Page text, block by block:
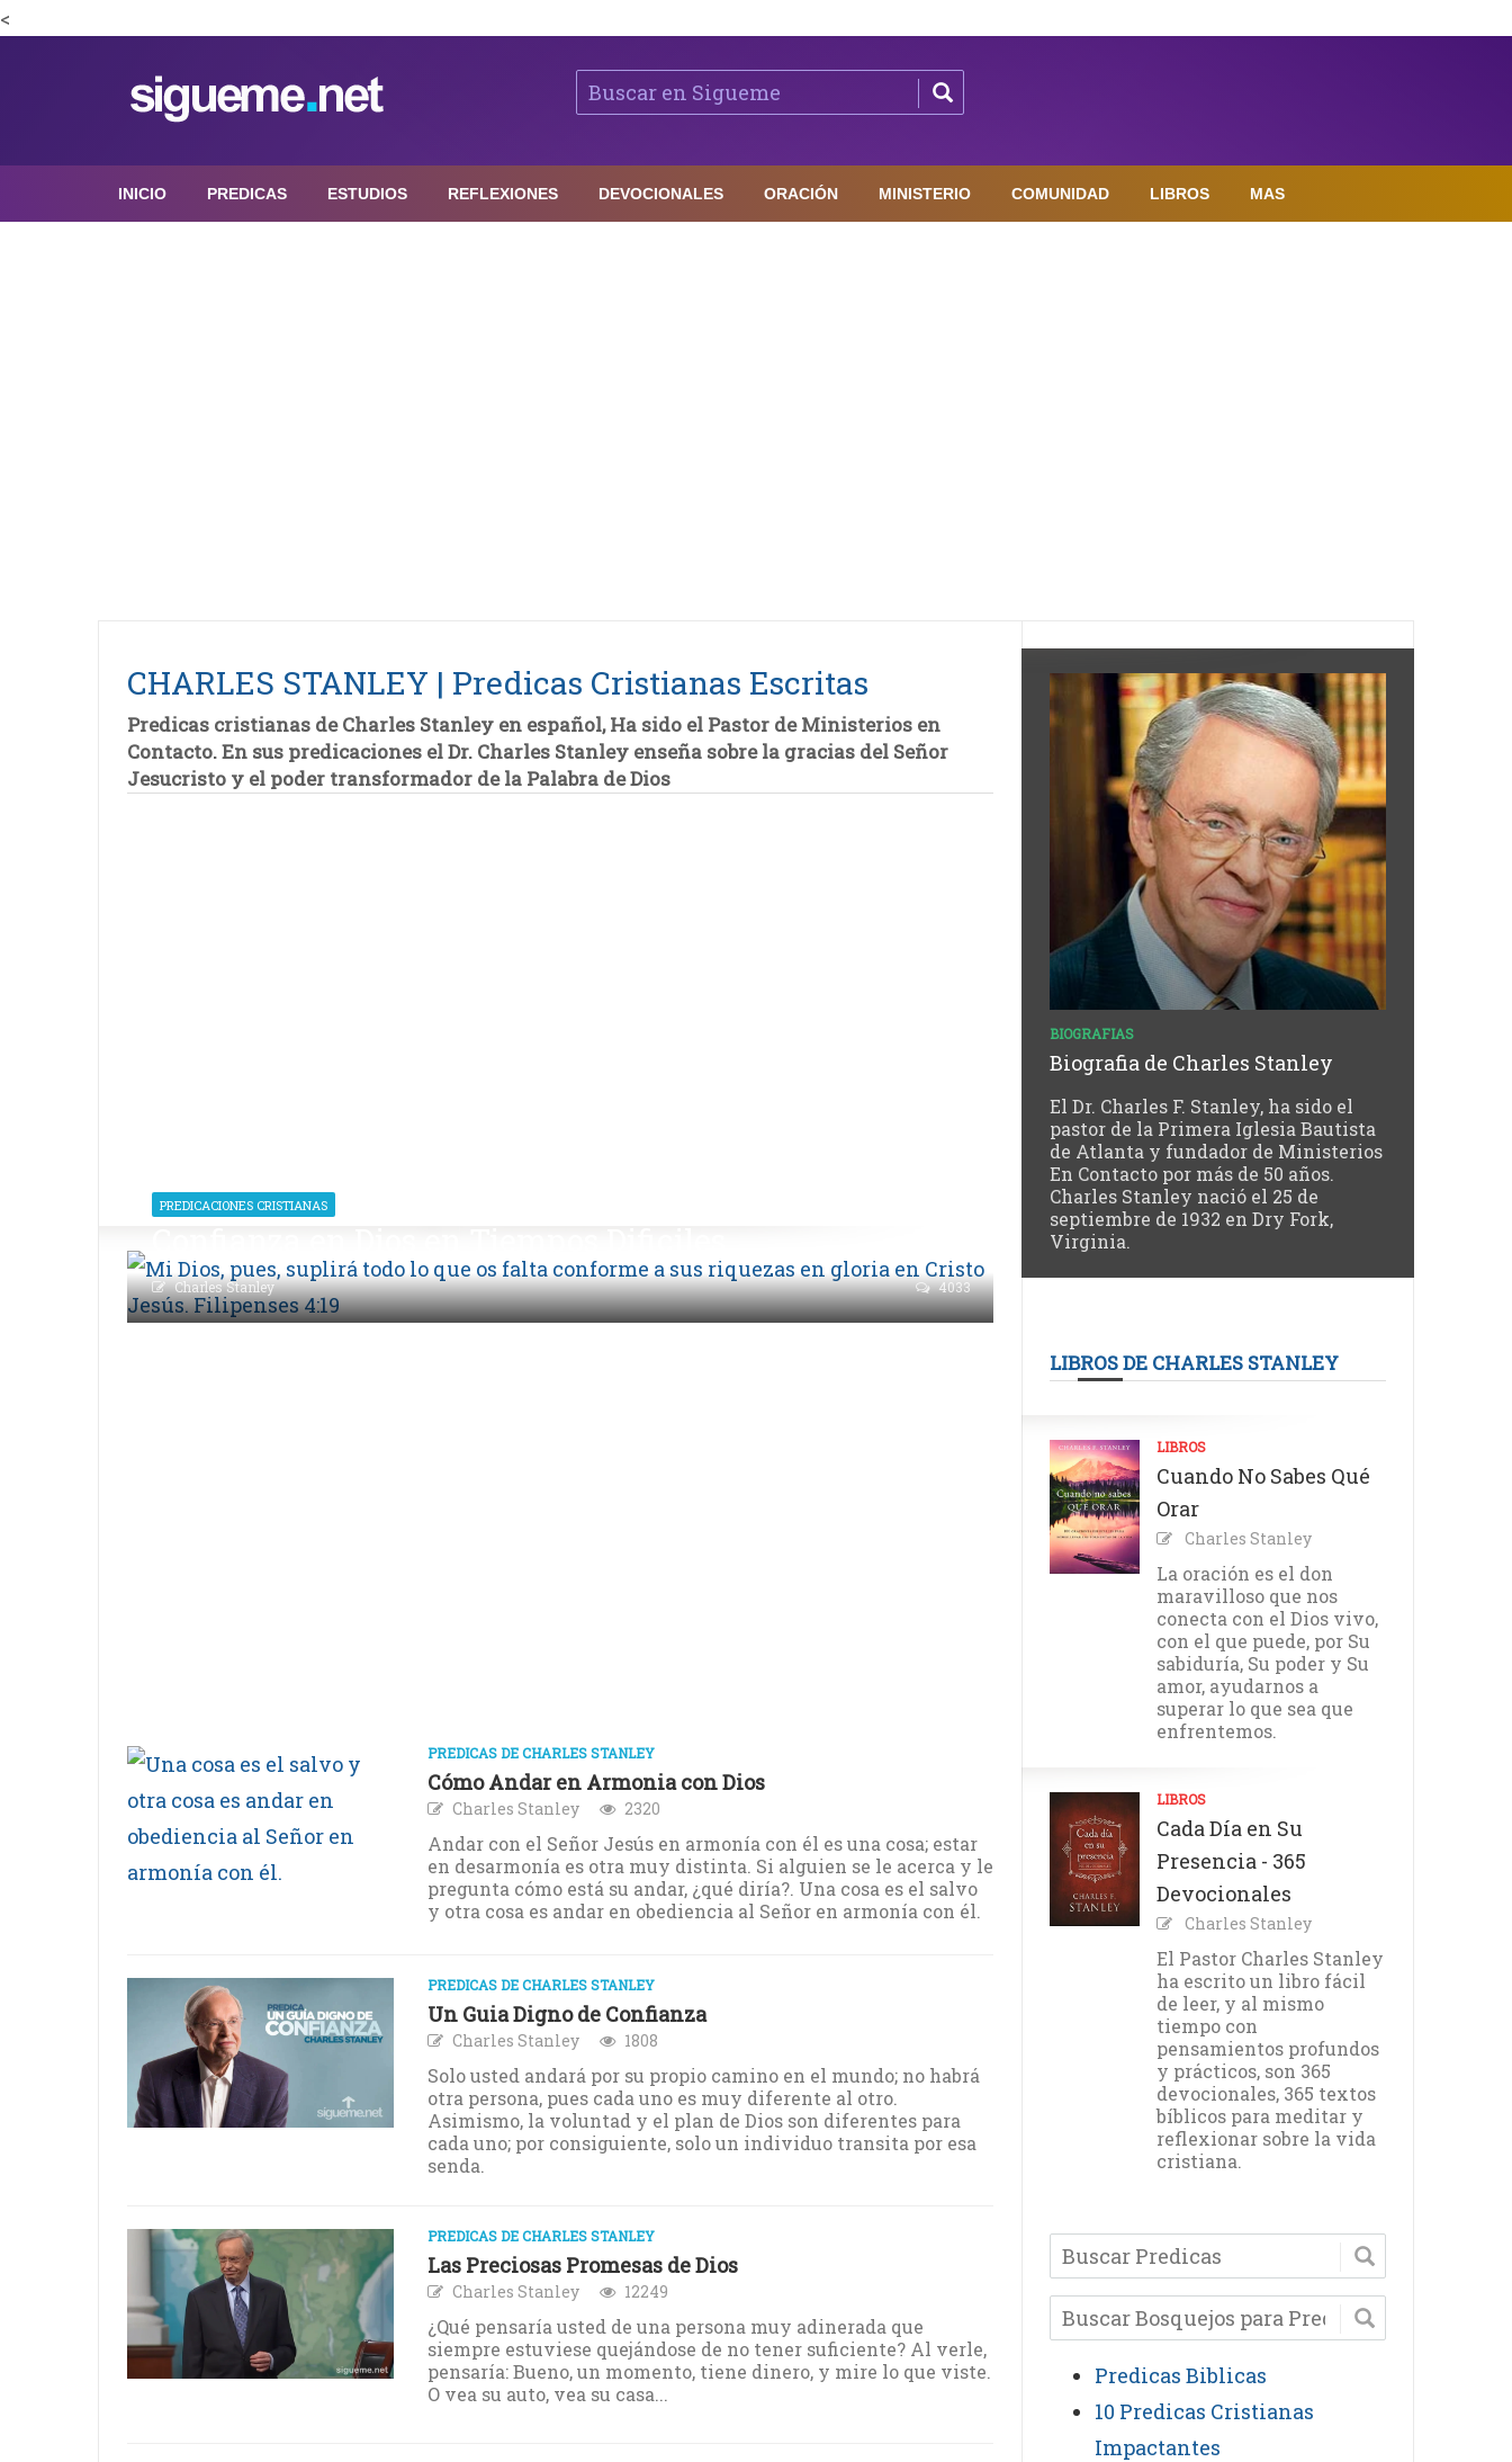
<
INICIO PREDICAS ESTUDIOS REFLEXIONES DEVOCIONALES ORACIÓN MINISTERIO COMUNIDAD LIBROS MAS
CHARLES STANLEY | Predicas Cristianas Escritas
Predicas cristianas de Charles Stanley en español, Ha sido el Pastor de Ministerios en
Contacto. En sus predicaciones el Dr. Charles Stanley enseña sobre la gracias del Señor
Jesucristo y el poder transformador de la Palabra de Dios
PREDICACIONES CRISTIANAS
Charles Stanley 4033
PREDICAS DE CHARLES STANLEY
Cómo Andar en Armonia con Dios
Charles Stanley 2320
Andar con el Señor Jesús en armonía con él es una cosa; estar
en desarmonía es otra muy distinta. Si alguien se le acerca y le
pregunta cómo está su andar, ¿qué diría?. Una cosa es el salvo
y otra cosa es andar en obediencia al Señor en armonía con él.
PREDICAS DE CHARLES STANLEY
Un Guia Digno de Confianza
Charles Stanley 1808
Solo usted andará por su propio camino en el mundo; no habrá
otra persona, pues cada uno es muy diferente al otro.
Asimismo, la voluntad y el plan de Dios son diferentes para
cada uno; por consiguiente, solo un individuo transita por esa
senda.
PREDICAS DE CHARLES STANLEY
Las Preciosas Promesas de Dios
Charles Stanley 12249
¿Qué pensaría usted de una persona muy adinerada que
siempre estuviese quejándose de no tener suficiente? Al verle,
pensaría: Bueno, un momento, tiene dinero, y mire lo que viste.
O vea su auto, vea su casa...
BIOGRAFIAS
Biografia de Charles Stanley
El Dr. Charles F. Stanley, ha sido el
pastor de la Primera Iglesia Bautista
de Atlanta y fundador de Ministerios
En Contacto por más de 50 años.
Charles Stanley nació el 25 de
septiembre de 1932 en Dry Fork,
Virginia.
LIBROS DE CHARLES STANLEY
LIBROS
Cuando No Sabes Qué
Orar
Charles Stanley
La oración es el don
maravilloso que nos
conecta con el Dios vivo,
con el que puede, por Su
sabiduría, Su poder y Su
amor, ayudarnos a
superar lo que sea que
enfrentemos.
LIBROS
Cada Día en Su
Presencia - 365
Devocionales
Charles Stanley
El Pastor Charles Stanley
ha escrito un libro fácil
de leer, y al mismo
tiempo con
pensamientos profundos
y prácticos, son 365
devocionales, 365 textos
bíblicos para meditar y
reflexionar sobre la vida
cristiana.
Predicas Biblicas
10 Predicas Cristianas
Impactantes